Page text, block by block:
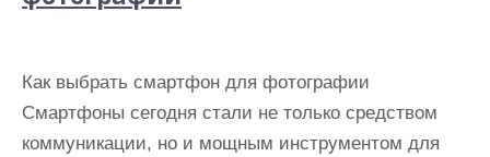
Как выбрать смартфон для фотографии
Смартфоны сегодня стали не только средством
коммуникации, но и мощным инструментом для